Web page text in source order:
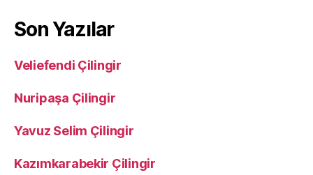
Son Yazılar
Veliefendi Çilingir
Nuripaşa Çilingir
Yavuz Selim Çilingir
Kazımkarabekir Çilingir